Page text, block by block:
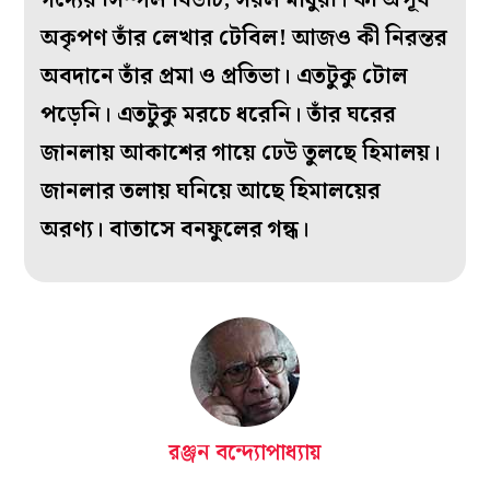
অকৃপণ তাঁর লেখার টেবিল! আজও কী নিরন্তর
অবদানে তাঁর প্রমা ও প্রতিভা। এতটুকু টোল
পড়েনি। এতটুকু মরচে ধরেনি। তাঁর ঘরের
জানলায় আকাশের গায়ে ঢেউ তুলছে হিমালয়।
জানলার তলায় ঘনিয়ে আছে হিমালয়ের
অরণ্য। বাতাসে বনফুলের গন্ধ।
রঞ্জন বন্দ্যোপাধ্যায়